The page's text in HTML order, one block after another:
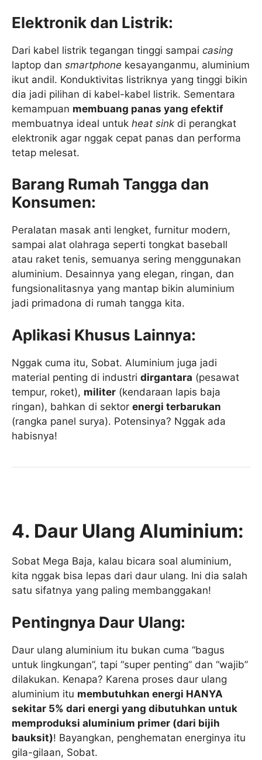
Elektronik dan Listrik:
Dari kabel listrik tegangan tinggi sampai casing
laptop dan smartphone kesayanganmu, aluminium
ikut andil. Konduktivitas listriknya yang tinggi bikin
dia jadi pilihan di kabel-kabel listrik. Sementara
kemampuan membuang panas yang efektif
membuatnya ideal untuk heat sink di perangkat
elektronik agar nggak cepat panas dan performa
tetap melesat.
Barang Rumah Tangga dan
Konsumen:
Peralatan masak anti lengket, furnitur modern,
sampai alat olahraga seperti tongkat baseball
atau raket tenis, semuanya sering menggunakan
aluminium. Desainnya yang elegan, ringan, dan
fungsionalitasnya yang mantap bikin aluminium
jadi primadona di rumah tangga kita.
Aplikasi Khusus Lainnya:
Nggak cuma itu, Sobat. Aluminium juga jadi
material penting di industri dirgantara (pesawat
tempur, roket), militer (kendaraan lapis baja
ringan), bahkan di sektor energi terbarukan
(rangka panel surya). Potensinya? Nggak ada
habisnya!
4. Daur Ulang Aluminium:
Sobat Mega Baja, kalau bicara soal aluminium,
kita nggak bisa lepas dari daur ulang. Ini dia salah
satu sifatnya yang paling membanggakan!
Pentingnya Daur Ulang:
Daur ulang aluminium itu bukan cuma “bagus
untuk lingkungan”, tapi “super penting” dan “wajib”
dilakukan. Kenapa? Karena proses daur ulang
aluminium itu membutuhkan energi HANYA
sekitar 5% dari energi yang dibutuhkan untuk
memproduksi aluminium primer (dari bijih
bauksit)! Bayangkan, penghematan energinya itu
gila-gilaan, Sobat.